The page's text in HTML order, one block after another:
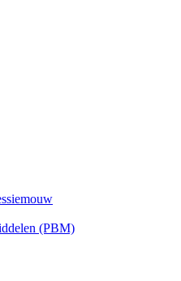
(PBM)